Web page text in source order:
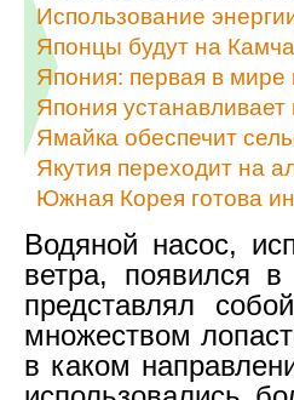
Использование
Японцы будут на
Япония: первая в мире
Япония
Ямайка обеспечит
Якутия переходит на
Южная Корея готова
Водяной насос,
ветра, появился
представлял
множеством
в каком